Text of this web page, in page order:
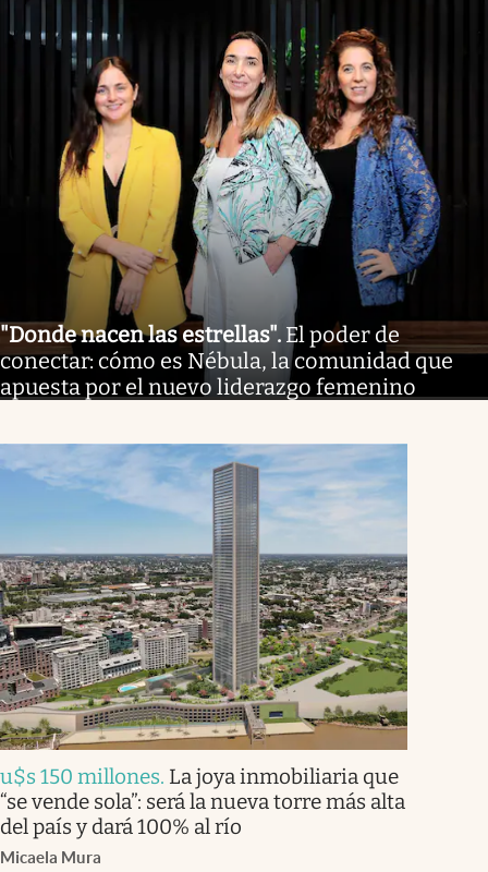
"Donde nacen las estrellas". El poder de
conectar: cómo es Nébula, la comunidad que
apuesta por el nuevo liderazgo femenino
u$s 150 millones. La joya inmobiliaria que
“se vende sola”: será la nueva torre más alta
del país y dará 100% al río
Micaela Mura